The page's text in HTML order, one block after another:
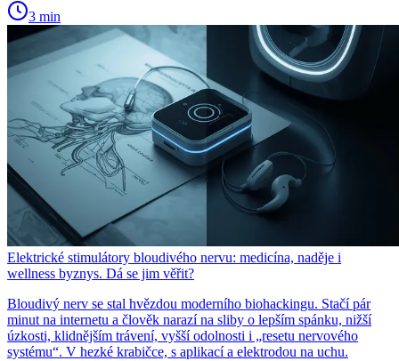
3 min
Elektrické stimulátory bloudivého nervu: medicína, naděje i
wellness byznys. Dá se jim věřit?
Bloudivý nerv se stal hvězdou moderního biohackingu. Stačí pár
minut na internetu a člověk narazí na sliby o lepším spánku, nižší
úzkosti, klidnějším trávení, vyšší odolnosti i „resetu nervového
systému“. V hezké krabičce, s aplikací a elektrodou na uchu.